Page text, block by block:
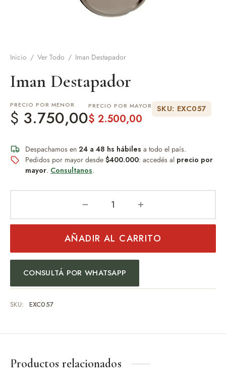
Inicio / Ver Todo / Iman Destapador
Iman Destapador
SKU: EXC057
PRECIO POR MENOR
$ 3.750,00
PRECIO POR MAYOR
$ 2.500,00
Despachamos en 24 a 48 hs hábiles a todo el país.
Pedidos por mayor desde $400.000: accedés al precio por
mayor. Consultanos.
AÑADIR AL CARRITO
CONSULTÁ POR WHATSAPP
SKU: EXC057
Productos relacionados
y accesorios